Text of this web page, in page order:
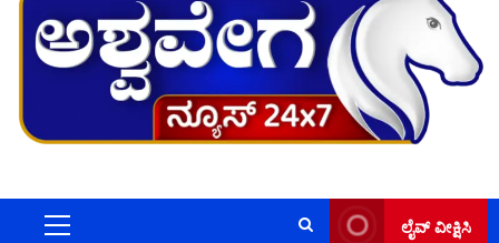
Primary
ಲೈವ್ ವೀಕ್ಷಿಸಿ